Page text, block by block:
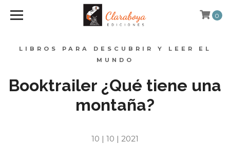
LIBROS PARA DESCUBRIR Y LEER EL
MUNDO
0
Booktrailer ¿Qué tiene una
montaña?
10 | 10 | 2021